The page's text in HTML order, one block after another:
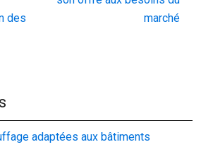
des
marché
adaptées aux bâtiments